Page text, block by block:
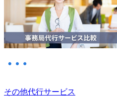
その他代行サービス